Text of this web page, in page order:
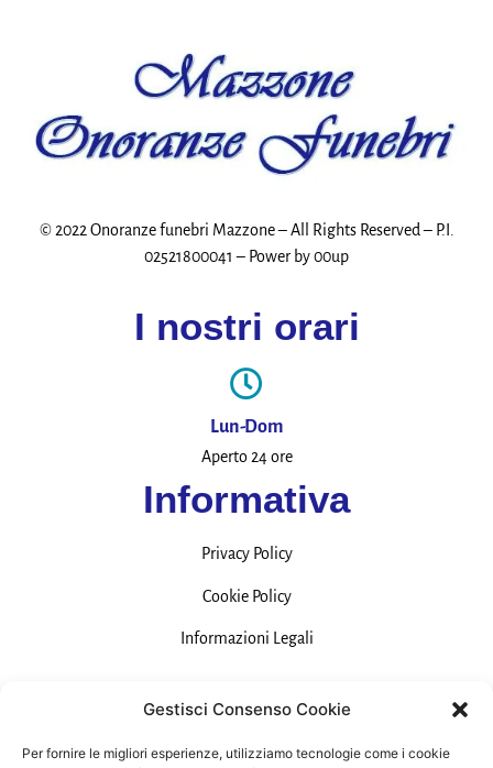
Gestisci Consenso Cookie
Per fornire le migliori esperienze, utilizziamo tecnologie come i cookie
© 2022 Onoranze funebri Mazzone – All Rights Reserved – P.I.
02521800041 – Power by00up
I nostri orari
Lun-Dom
Aperto 24 ore
Informativa
Privacy Policy
Cookie Policy
Informazioni Legali
Contatti